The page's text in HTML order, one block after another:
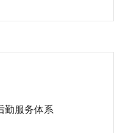
勤服务体系